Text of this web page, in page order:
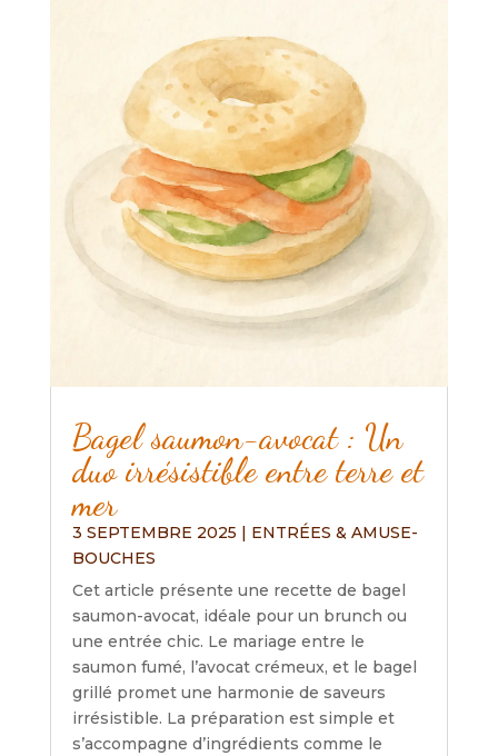
Bagel saumon-avocat : Un
duo irrésistible entre terre et
mer
3 SEPTEMBRE 2025
ENTRÉES & AMUSE-
BOUCHES
Cet article présente une recette de bagel
saumon-avocat, idéale pour un brunch ou
une entrée chic. Le mariage entre le
saumon fumé, l’avocat crémeux, et le bagel
grillé promet une harmonie de saveurs
irrésistible. La préparation est simple et
s’accompagne d’ingrédients comme le